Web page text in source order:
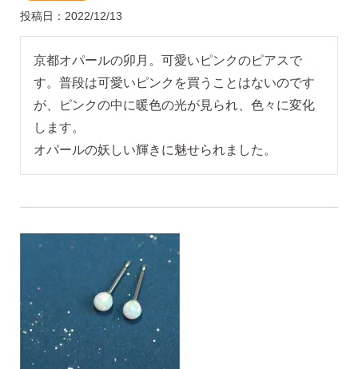
投稿日
2022/12/13
京都オパールの卯月。可愛いピンクのピアスで
す。普段は可愛いピンクを買うことはないのです
が、ピンクの中に暖色の光が見られ、色々に変化
します。
オパールの妖しい輝きに魅せられました。